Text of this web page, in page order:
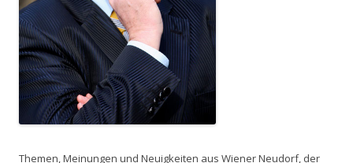
Themen, Meinungen und Neuigkeiten aus Wiener Neudorf, der